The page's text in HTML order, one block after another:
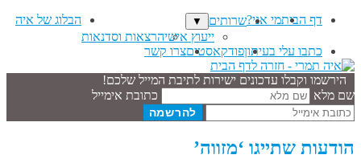
דף הביתמי אני?שרותים ▼
ייעוץ אישיהרצאות וסדנאות
הבלוג של איה
כתבו עלי בעיתוןפודקאסטיםצרו קשר
הירשמו וקבלו עדכונים ישירות לתיבת המייל שלכם!
שם מלא
כתובת אימייל
הודעות שתייגו ‘מזווה’